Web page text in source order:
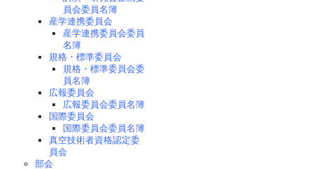
員会委員名簿
産学連携委員会
産学連携委員会委員
名簿
規格・標準委員会
規格・標準委員会委
員名簿
広報委員会
広報委員会委員名簿
国際委員会
国際委員会委員名簿
真空技術者資格認定委
員会
部会